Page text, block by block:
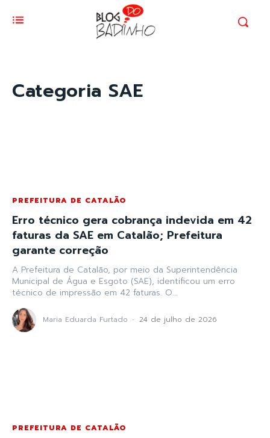
Categoria SAE
PREFEITURA DE CATALÃO
Erro técnico gera cobrança indevida em 42
faturas da SAE em Catalão; Prefeitura
garante correção
A Prefeitura de Catalão, por meio da Superintendência
Municipal de Água e Esgoto (SAE), identificou um erro
técnico de impressão em 42 faturas. O...
Maria Eduarda Furtado - 24 de julho de 2026
PREFEITURA DE CATALÃO